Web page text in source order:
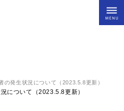
の発生状況について（2023.5.8更新）
について（2023.5.8更新）